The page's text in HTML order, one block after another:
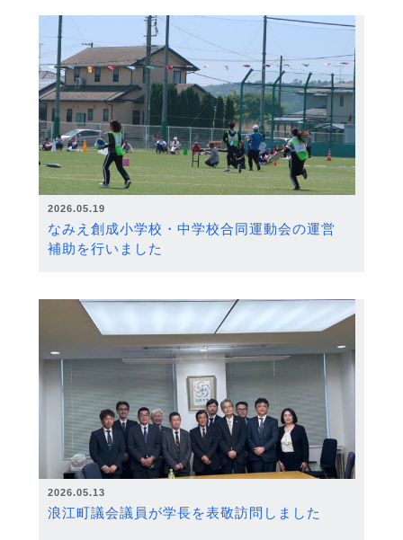
2026.05.19
なみえ創成小学校・中学校合同運動会の運営
補助を行いました
2026.05.13
浪江町議会議員が学長を表敬訪問しました